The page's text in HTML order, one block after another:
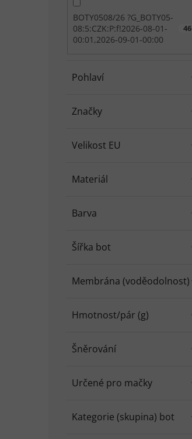
BOTY0508/26 ?G_BOTY05-
08:5:CZK:P:f!2026-08-01-
00:01,2026-09-01-00:00
46
Značky
Velikost EU
Pohlaví
Materiál
Barva
Šířka bot
Membrána (voděodolnost)
Hmotnost/pár (g)
Šněrování
Určené pro mačky
Kategorie (skupina) bot